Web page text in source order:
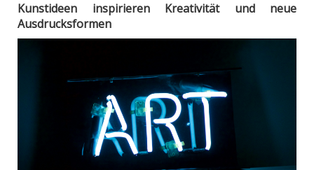
Kunstideen inspirieren Kreativität und neue
Ausdrucksformen